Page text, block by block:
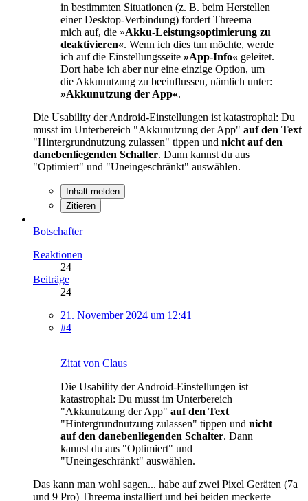
in bestimmten Situationen (z. B. beim Herstellen
einer Desktop-Verbindung) fordert Threema
mich auf, die »Akku-Leistungsoptimierung zu
deaktivieren«. Wenn ich dies tun möchte, werde
ich auf die Einstellungsseite »App-Info« geleitet.
Dort habe ich aber nur eine einzige Option, um
die Akkunutzung zu beeinflussen, nämlich unter:
»Akkunutzung der App«.
Die Usability der Android-Einstellungen ist katastrophal: Du
musst im Unterbereich "Akkunutzung der App" auf den Text
"Hintergrundnutzung zulassen" tippen und nicht auf den
danebenliegenden Schalter. Dann kannst du aus
"Optimiert" und "Uneingeschränkt" auswählen.
Inhalt melden
Zitieren
Botschafter
Reaktionen
24
Beiträge
24
21. November 2024 um 12:41
#4
Zitat von Claus
Die Usability der Android-Einstellungen ist
katastrophal: Du musst im Unterbereich
"Akkunutzung der App" auf den Text
"Hintergrundnutzung zulassen" tippen und nicht
auf den danebenliegenden Schalter. Dann
kannst du aus "Optimiert" und
"Uneingeschränkt" auswählen.
Das kann man wohl sagen... habe auf zwei Pixel Geräten (7a
und 9 Pro) Threema installiert und bei beiden meckerte